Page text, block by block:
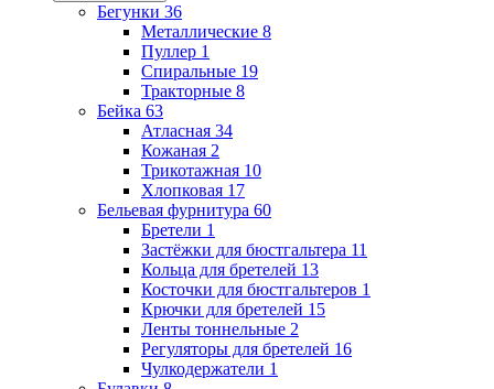
Бегунки 36
Металлические 8
Пуллер 1
Спиральные 19
Тракторные 8
Бейка 63
Атласная 34
Кожаная 2
Трикотажная 10
Хлопковая 17
Бельевая фурнитура 60
Бретели 1
Застёжки для бюстгальтера 11
Кольца для бретелей 13
Косточки для бюстгальтеров 1
Крючки для бретелей 15
Ленты тоннельные 2
Регуляторы для бретелей 16
Чулкодержатели 1